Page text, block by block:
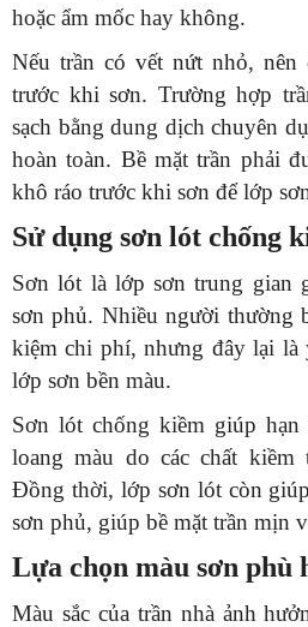
hoặc ẩm mốc hay không.
Nếu trần có vết nứt nhỏ,
trước khi sơn. Trường hợp
sạch bằng dung dịch chuyên
hoàn toàn. Bề mặt trần phải
khô ráo trước khi sơn để lớp
Sử dụng sơn lót chống
Sơn lót là lớp sơn trung gian
sơn phủ. Nhiều người thường
kiệm chi phí, nhưng đây lại là
lớp sơn bền màu.
Sơn lót chống kiềm giúp
loang màu do các chất
Đồng thời, lớp sơn lót còn
sơn phủ, giúp bề mặt trần mịn
Lựa chọn màu sơn phù
Màu sắc của trần nhà ảnh